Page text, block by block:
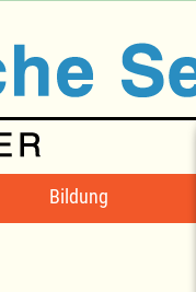
Bildung